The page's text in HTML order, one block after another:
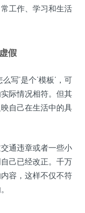
工作、学习和生活
假
写’是个‘模板’，可
际情况相符。但其
自己在生活中的具
通违章或者一些小
己已经改正。千万
容，这样不仅不符